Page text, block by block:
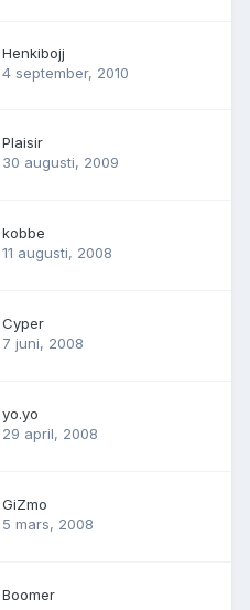
Henkibojj
4 september, 2010
Plaisir
30 augusti, 2009
kobbe
11 augusti, 2008
Cyper
7 juni, 2008
yo.yo
29 april, 2008
GiZmo
5 mars, 2008
Boomer